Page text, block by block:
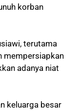
korban
terutama
mempersiapkan
adanya niat
keluarga besar